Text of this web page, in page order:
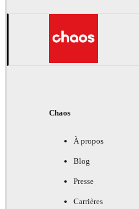
Chaos
À propos
Blog
Presse
Carrières